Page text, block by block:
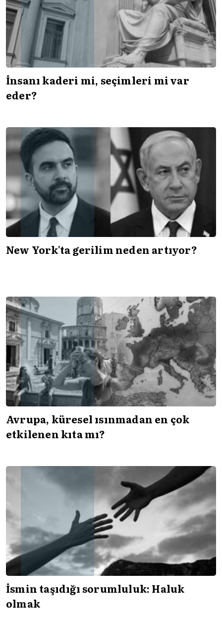
İnsanı kaderi mi, seçimleri mi var
eder?
New York'ta gerilim neden artıyor?
Avrupa, küresel ısınmadan en çok
etkilenen kıta mı?
İsmin taşıdığı sorumluluk: Haluk
olmak